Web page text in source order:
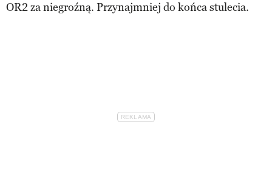
OR2 za niegroźną. Przynajmniej do końca stulecia.